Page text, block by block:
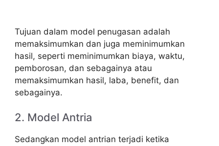
Tujuan dalam model penugasan adalah
memaksimumkan dan juga meminimumkan
hasil, seperti meminimumkan biaya, waktu,
pemborosan, dan sebagainya atau
memaksimumkan hasil, laba, benefit, dan
sebagainya.
2. Model Antria
Sedangkan model antrian terjadi ketika